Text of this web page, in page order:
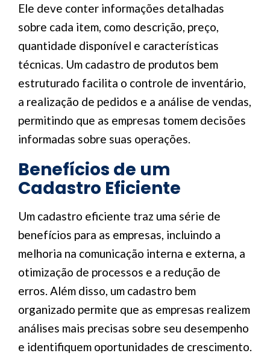
Ele deve conter informações detalhadas
sobre cada item, como descrição, preço,
quantidade disponível e características
técnicas. Um cadastro de produtos bem
estruturado facilita o controle de inventário,
a realização de pedidos e a análise de vendas,
permitindo que as empresas tomem decisões
informadas sobre suas operações.
Benefícios de um
Cadastro Eficiente
Um cadastro eficiente traz uma série de
benefícios para as empresas, incluindo a
melhoria na comunicação interna e externa, a
otimização de processos e a redução de
erros. Além disso, um cadastro bem
organizado permite que as empresas realizem
análises mais precisas sobre seu desempenho
e identifiquem oportunidades de crescimento.